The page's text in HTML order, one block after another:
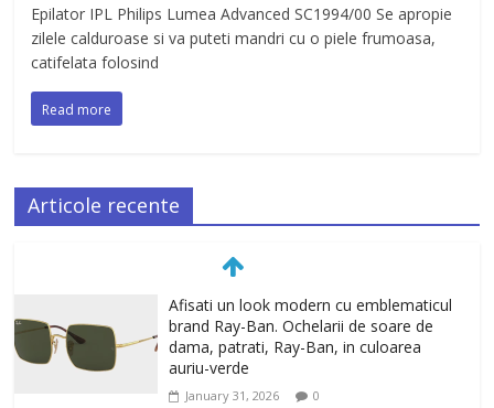
Epilator IPL Philips Lumea Advanced SC1994/00 Se apropie
zilele calduroase si va puteti mandri cu o piele frumoasa,
catifelata folosind
Read more
Articole recente
Afisati un look modern cu emblematicul
brand Ray-Ban. Ochelarii de soare de
dama, patrati, Ray-Ban, in culoarea
auriu-verde
January 31, 2026 0